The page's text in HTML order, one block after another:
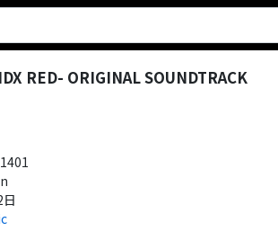
RED- ORIGINAL SOUNDTRACK